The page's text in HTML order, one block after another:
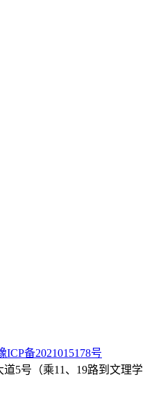
ICP备2021015178号
5号（乘11、19路到文理学